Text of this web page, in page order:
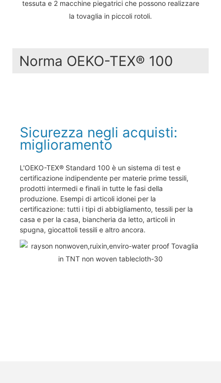
tessuta e 2 macchine piegatrici che possono realizzare
la tovaglia in piccoli rotoli.
Norma OEKO-TEX® 100
Sicurezza negli acquisti:
miglioramento
L'OEKO-TEX® Standard 100 è un sistema di test e
certificazione indipendente per materie prime tessili,
prodotti intermedi e finali in tutte le fasi della
produzione. Esempi di articoli idonei per la
certificazione: tutti i tipi di abbigliamento, tessili per la
casa e per la casa, biancheria da letto, articoli in
spugna, giocattoli tessili e altro ancora.